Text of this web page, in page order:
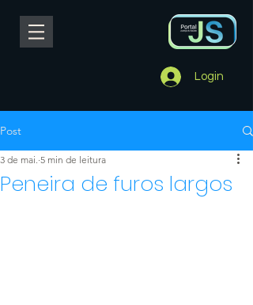
Login
Post
Peneira de furos largos
3 de mai. 5 min de leitura